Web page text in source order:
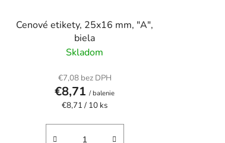
Cenové etikety, 25x16 mm, "A",
biela
Skladom
€7,08 bez DPH
€8,71/ balenie
Jednotková
€8,71 / 10 ks